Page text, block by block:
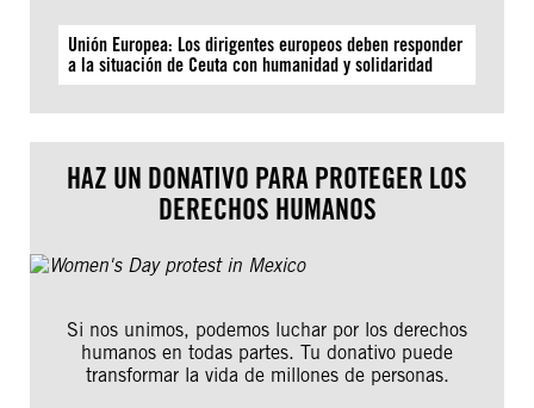
Unión Europea: Los dirigentes europeos deben responder
a la situación de Ceuta con humanidad y solidaridad
HAZ UN DONATIVO PARA PROTEGER LOS
DERECHOS HUMANOS
Si nos unimos, podemos luchar por los derechos
humanos en todas partes. Tu donativo puede
transformar la vida de millones de personas.